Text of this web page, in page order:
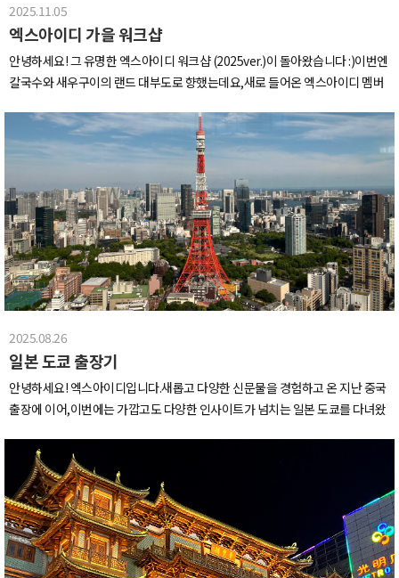
타든, 잘 못 타든 먼저 나가지 않고 서로 함께 나아가는 우리들!이게 바로 엑스아
이디 아니겠습니까요오??누가 뒤쳐지면 자연스럽게 기다려주는 모습에 괜히
또 감동 한 스푼 추가됐습니다ㅠ.ㅠ아까 밥 먹지 않았냐구요? XID에 온 이상 배
곯을 걱정은 마셔라!! :) 비주얼부터 보법이 달라버린 닭 해물탕 실물 영접했습니
봐도 또 배고파지는 매직..(사진 찍느라 다들 젓가락 들고 대기 중인 건 비밀 ㅎ
ㅎ)야외게임에 이어 본격적으로 시작된 실내 레크레이션..!! 오전보다 텐션이 훨
씬 올라온 상태라 응원 소리도 리액션도 두배였습니다ㅋㅋ대표님의 진심이 담
긴 게임 준비와 진행 덕분에 몰입도와 텐션이 최고조였던 :)새로 합류한 멤버들
도 어느새 자연스럽게 섞여서 목청 터져라 응원하고 서로 즐기는 시간이였어요
~!처음엔 조용하던 사람들도 어느 순간 제일 크게 웃고 있더라구요 ㅋㅋXID의
밤은 낮보다 아름답다! (라고 쓰고 먹부림이라 읽는) 열심히 놀고, 열심히 협동
했으니 이제는 속마음을 나눌 시간!테이블 가득 차려진 맛깔나는 음식들과 함께
더 맛깔나는 이야기까지!서로 말 못했던 속 깊은 이야기부터 배꼽 잡는 에피소
드까지, 웃음과 감동이 공존했던 XID의 밤!시간 가는 줄 모르고 이야기꽃 피우다
보니 어느새 새벽이 되어버렸다는 후문입니다 ~.~늦은시간까지의 이야기꽃 덕
에 눈은 안 떠지지만 국물은 뜰 수 있잖아요? ㅎㅎXID 단골 해장메뉴 칼국수로
해장 들어가줍니다~! 다들 조용하다가도 국물 한 입 먹고 다시 살아나는 모습이
꽤 웃겼습니다 ㅋ이쯤되니 마지막 일정이란게 너무 아쉬워지네요 ㅠㅠ하지만..
마지막까지 그냥 넘어갈 XID가 아니죠~!워크샵 출발 전에 팀을 짜서 3인 1조 사
진 미션도 진행했습니다!대표님께서 엄청난 선물이 준비되어있다 하셔서 다들
정말 열심히 찍었습니다.. ㅎㅎ어디에 투표할지 일생일대의 고민에 빠져버린 멤
버들..XID의 워크샵은 단순히 노는 목적이 아닌, 원활한 온보딩을 도와준다구요
~!함께 웃고 떠들고 이야기 나누다 보니 어느새 훨씬 가까워진 느낌이었습니다
~이 기세를 몰아 엑스아이디는 더 높이, 더 멋지게 비상해 보겠습니다!
2025.11.05
엑스아이디 가을 워크샵
안녕하세요! 그 유명한 엑스아이디 워크샵 (2025ver.)이 돌아왔습니다 :)이번엔
칼국수와 새우구이의 랜드 대부도로 향했는데요,새로 들어온 엑스아이디 멤버
를 쌓으러 가보실까요?한갓진 금요일, 풍류를 즐기며 식사부터 때려줍니다동죽
조개 부드럽고 감칠맛에.. 쭈꾸미 육회 꼬막 파전어느하나 거를 타선 없이 맛있
었어요첫 식당부터 아주 감다살밥 먹었으면 카페도 진하게 뿌셔줍니다!배불러
도 빵들어갈 위장은 있다.jpg카페까지 야무지게 다녀왔다면이제 숙소로 가볼까
요??따라다랏다~...(러브하우스 bgm..)넓은 통창뷰와 수영장, 노래방, 게임룸까
지 갖춰진 숙소라니!1박으로만 즐기기에 너무 아까울 정도였어요!당장 즐겨보
도록 합니다3rd Floor_놀이방 입니다.선수입장, 다들 알아서 주전공으로 자리
잡고 앉습니다.오락기로 피튀기는 배틀을 시작한 자들과갓 데뷔한 신인듀오의
단독 콘서트그리고 방금 결성한 그들의 팬클럽우리들은 열심히 놀때 다른 숙소
에서는 막간을 이용해 업무회의가 펼쳐졌습니다.이번 워크샵, 함께 일하는 쇼호
스트 분들도 참여했거든요!워크샵까지 와서 회의에 열중하게 만드는엑스아이
디의 새로운 프로젝트는 대체..?!열심히 놀고 열심히 회의했으면 말이죠,밥먹은
지 겨우 세시간 지났지만대부도에 왔으니 새우구이는 또 먹어줘야 하지 않겠어
요식사 후 숙소 복귀!워크샵의 꽃, 대표님 표 레크리에이션이 시작되었습니다
님...여러가지 철저하게 준비해주신 덕분에협동심과 배신이 공존하는 의미있는
시간을 가졌습니다 ㅎㅎ본격적으로 술판을 벌여볼까요지난 전투는 뒤로 하고
우리는 원래가 한 팀이니화합의 의미로다가 원으로 빙글 둘러 앉아요어우 그득
한 냉장고 보기만해도 든든합니다그렇게 새벽 늦게까지 다같이 게임과 음주가
무를 즐기고다음날 아침 해장으로 칼국수 때려줬습니다.그렇게 즐겁게 대부도
워크샵 마무리~~새로 온 팀원들과도 더 가까워지고 동료애를 쌓을 수 있었던
2025 워크샵,앞으로의 걸음이 더 든든해졌습니다 :)엑스아이디는 대부도의 추
2025.08.26
일본 도쿄 출장기
안녕하세요! 엑스아이디입니다.새롭고 다양한 신문물을 경험하고 온 지난 중국
출장에 이어,이번에는 가깝고도 다양한 인사이트가 넘치는 일본 도쿄를 다녀왔
Aplum, Defining의 첫번째 크리에이티브 워크샵이기도 한 의미있는 출장기,
지금부터 함께 봐주세요 :)출장 첫 날,인천공항에 도착하자마자 이번 출장의 결
의를 다지며,,화이팅 한번 해주고 도쿄로 출발합니다~무사히 도착하여 숙소에
짐을 내려놓은 뒤,바아~로 시내 중심부로 이동해 1차 시장조사를 시작해 주
었습니다.먼저, 보여드린 사진의 장소는 ‘마루노우치'의 ‘KITTE’인데요.도쿄 중
심부에 위치한 복합문화공간으로내부엔 쇼핑, 전시, 레스토랑, 디자인 편집숍